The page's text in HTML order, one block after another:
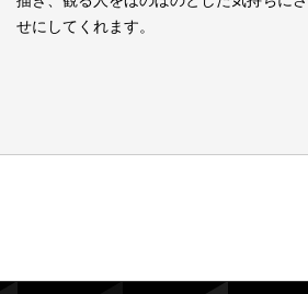
せにしてくれます。